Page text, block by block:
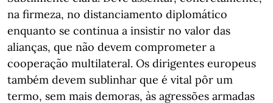
na firmeza, no distanciamento diplomático
enquanto se continua a insistir no valor das
alianças, que não devem comprometer a
cooperação multilateral. Os dirigentes europeus
também devem sublinhar que é vital pôr um
termo, sem mais demoras, às agressões armadas